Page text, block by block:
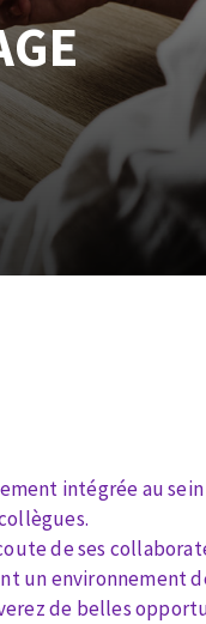
auto-nivelant à vis
auto-nivelant à cale
joints
intégrée au
de ses
un environnement
de belles